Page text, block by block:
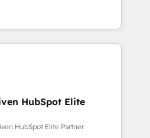
certified consultancy,
and technology to help
use the HubSpot platform
your current HubSpot
one.
HubSpot Elite
HubSpot Elite Partner